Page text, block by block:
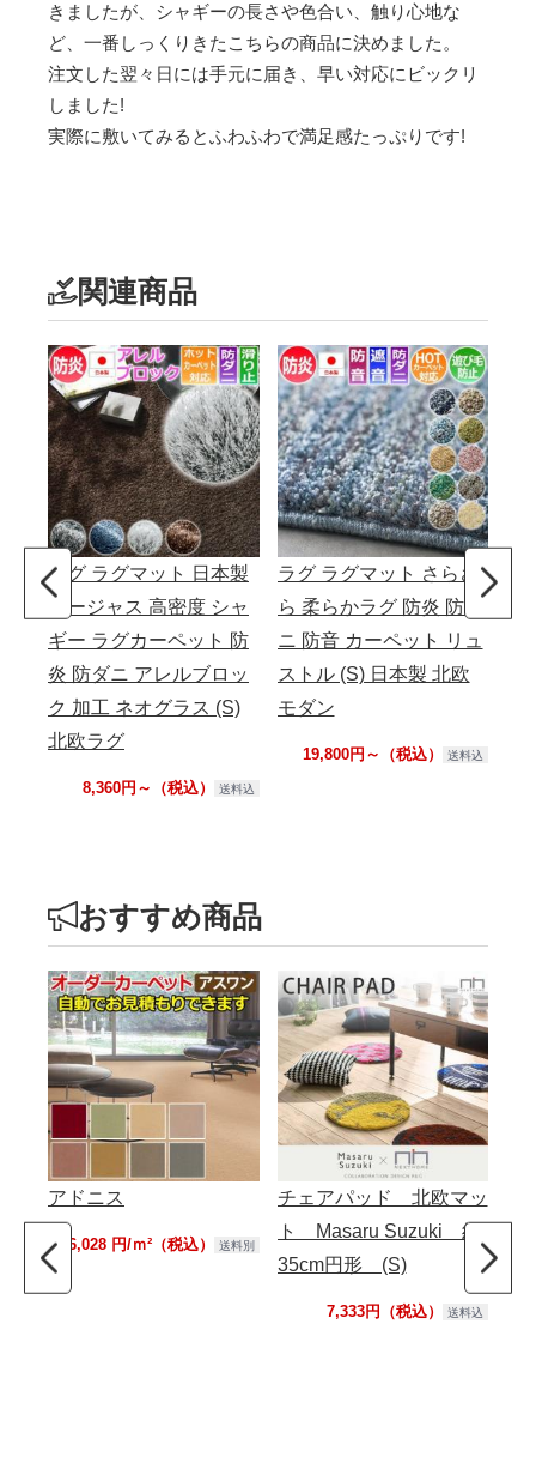
きましたが、シャギーの長さや色合い、触り心地な
ど、一番しっくりきたこちらの商品に決めました。
注文した翌々日には手元に届き、早い対応にビックリ
しました!
実際に敷いてみるとふわふわで満足感たっぷりです!
関連商品
ラグ ラグマット 日本製
ゴージャス 高密度 シャ
ギー ラグカーペット 防
炎 防ダニ アレルブロッ
ク 加工 ネオグラス (S)
北欧ラグ
8,360円～（税込） 送料込
ラグ ラグマット さらさ
ら 柔らかラグ 防炎 防ダ
ニ 防音 カーペット リュ
ストル (S) 日本製 北欧
モダン
19,800円～（税込） 送料込
おすすめ商品
アドニス
16,028 円/ｍ²（税込） 送料別
チェアパッド 北欧マッ
ト Masaru Suzuki 約
35cm円形 (S)
7,333円（税込） 送料込
ュ